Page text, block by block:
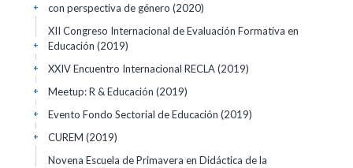
con perspectiva de género (2020)
+
XII Congreso Internacional de Evaluación Formativa en
Educación (2019)
+
XXIV Encuentro Internacional RECLA(2019)
+
Meetup: R & Educación (2019)
+
Evento Fondo Sectorial de Educación (2019)
+
CUREM (2019)
+
Novena Escuela de Primavera en Didáctica de la